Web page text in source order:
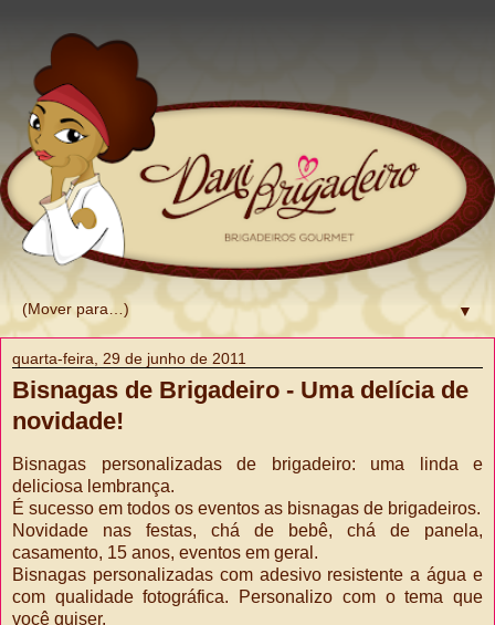
▼
quarta-feira, 29 de junho de 2011
Bisnagas de Brigadeiro - Uma delícia de
novidade!
Bisnagas personalizadas de brigadeiro: uma linda e
deliciosa lembrança.
É sucesso em todos os eventos as bisnagas de brigadeiros.
Novidade nas festas, chá de bebê, chá de panela,
casamento, 15 anos, eventos em geral.
Bisnagas personalizadas com adesivo resistente a água e
com qualidade fotográfica. Personalizo com o tema que
você quiser.